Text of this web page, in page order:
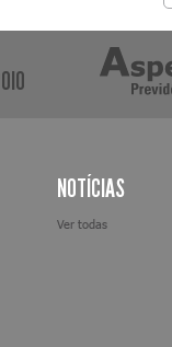
NOTÍCIAS
Ver todas